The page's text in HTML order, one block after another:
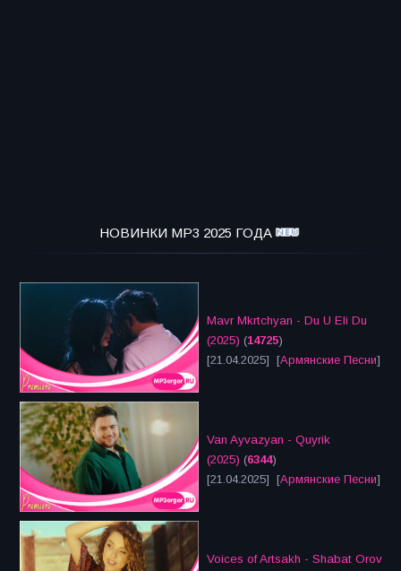
НОВИНКИ MP3 2025 ГОДА
Mavr Mkrtchyan - Du U Eli Du
(2025) (14725)
[21.04.2025] [Армянские Песни]
Van Ayvazyan - Quyrik
(2025) (6344)
[21.04.2025] [Армянские Песни]
Voices of Artsakh - Shabat Orov